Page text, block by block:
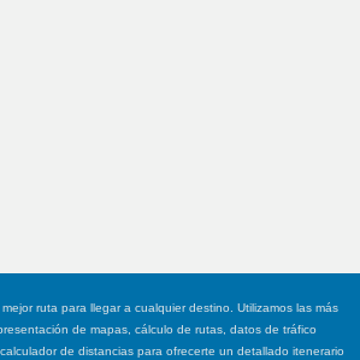
ruta para llegar a cualquier destino. Utilizamos las más
de mapas, cálculo de rutas, datos de tráfico
de distancias para ofrecerte un detallado itenerario